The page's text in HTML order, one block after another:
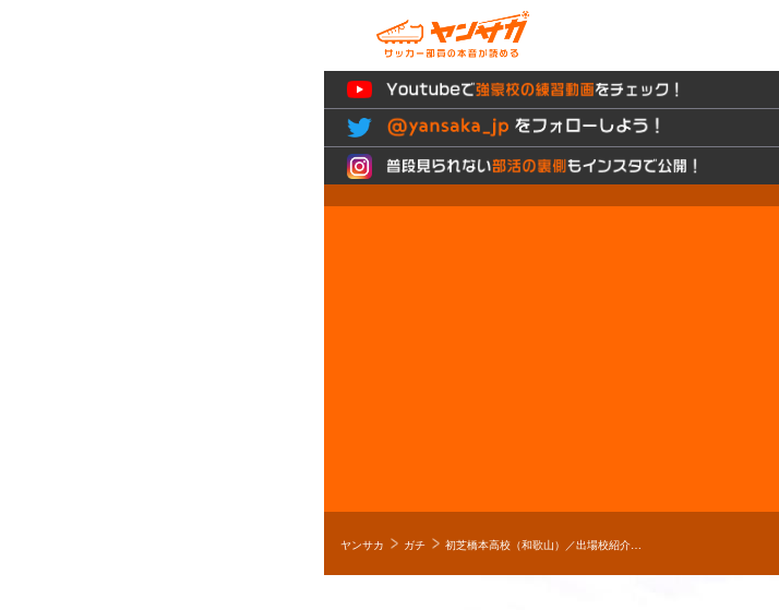
ヤンサカ ガチ 初芝橋本高校（和歌山）／出場校紹介【平成30年度インターハイ】